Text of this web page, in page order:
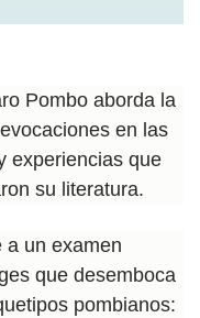
Pombo aborda la
en las
experiencias que
su literatura.
a un examen
que desemboca
pombianos: